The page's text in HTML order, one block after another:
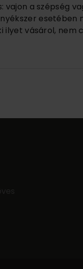
a szépség
esetében
ilyet vásárol, nem